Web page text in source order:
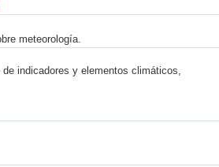
meteorología.
indicadores y elementos climáticos,